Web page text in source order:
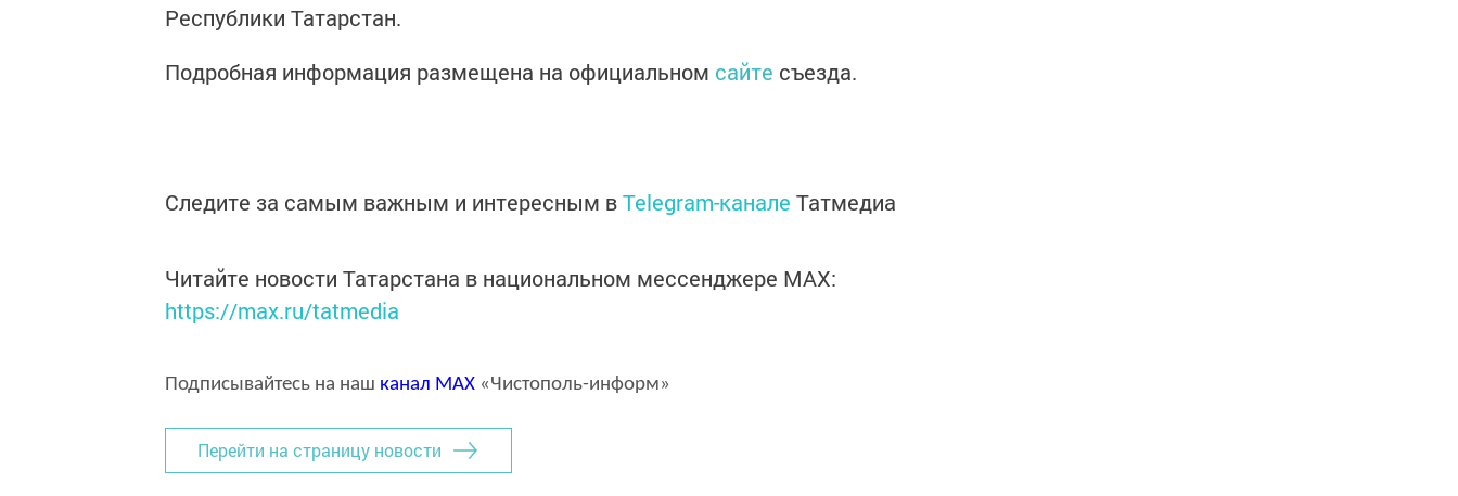
Республики Татарстан.
Подробная информация размещена на официальном сайте съезда.
Следите за самым важным и интересным вTelegram-канале Татмедиа
Читайте новости Татарстана в национальном мессенджере MАХ:
https://max.ru/tatmedia
Подписывайтесь на наш канал MAX «Чистополь-информ»
Перейти на страницу новости